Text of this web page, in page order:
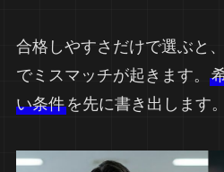
合格しやすさだけで選ぶと
でミスマッチが起きます。
い条件を先に書き出します。